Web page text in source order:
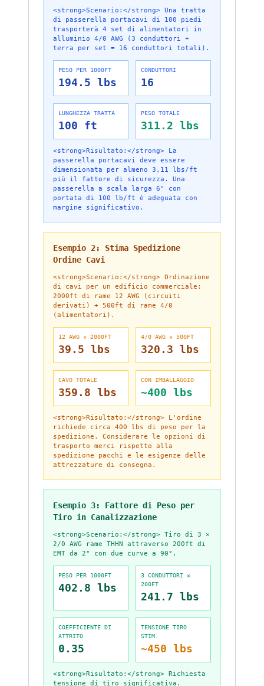
<strong>Scenario:</strong> Una tratta
di passerella portacavi di 100 piedi
trasporterà 4 set di alimentatori in
alluminio 4/0 AWG (3 conduttori +
terra per set = 16 conduttori totali).
PESO PER 1000FT
194.5 lbs
CONDUTTORI
16
LUNGHEZZA TRATTA
100 ft
PESO TOTALE
311.2 lbs
<strong>Risultato:</strong> La
passerella portacavi deve essere
dimensionata per almeno 3,11 lbs/ft
più il fattore di sicurezza. Una
passerella a scala larga 6" con
portata di 100 lb/ft è adeguata con
margine significativo.
Esempio 2: Stima Spedizione
Ordine Cavi
<strong>Scenario:</strong> Ordinazione
di cavi per un edificio commerciale:
2000ft di rame 12 AWG (circuiti
derivati) + 500ft di rame 4/0
(alimentatori).
12 AWG × 2000FT
39.5 lbs
4/0 AWG × 500FT
320.3 lbs
CAVO TOTALE
359.8 lbs
CON IMBALLAGGIO
~400 lbs
<strong>Risultato:</strong> L'ordine
richiede circa 400 lbs di peso per la
spedizione. Considerare le opzioni di
trasporto merci rispetto alla
spedizione pacchi e le esigenze delle
attrezzature di consegna.
Esempio 3: Fattore di Peso per
Tiro in Canalizzazione
<strong>Scenario:</strong> Tiro di 3 ×
2/0 AWG rame THHN attraverso 200ft di
EMT da 2" con due curve a 90°.
PESO PER 1000FT
402.8 lbs
3 CONDUTTORI ×
200FT
241.7 lbs
COEFFICIENTE DI
ATTRITO
0.35
TENSIONE TIRO
STIM.
~450 lbs
<strong>Risultato:</strong> Richiesta
tensione di tiro significativa.